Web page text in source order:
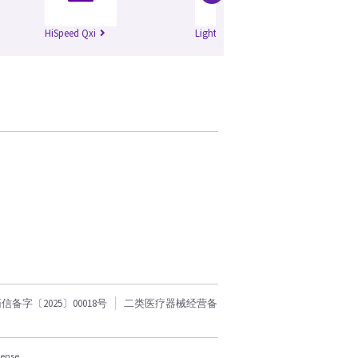
HiSpeed Qxi Lightspeed Plus
备字〔2025〕00018号 二类医疗器械经营备